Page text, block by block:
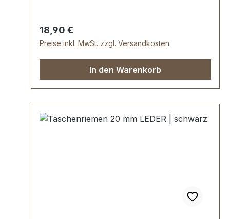
Regulärer Preis:
18,90 €
Preise inkl. MwSt. zzgl. Versandkosten
In den Warenkorb